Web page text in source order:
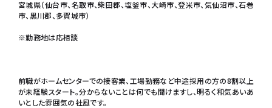
宮城県（仙台市、名取市、柴田郡、塩釜市、大崎市、登米市、気仙沼市、石巻
市、黒川郡、多賀城市）
※勤務地は応相談
前職がホームセンターでの接客業、工場勤務など中途採用の方の8割以上
が未経験スタート。分からないことは何でも聞けますし、明るく和気あいあ
いとした雰囲気の社風です。